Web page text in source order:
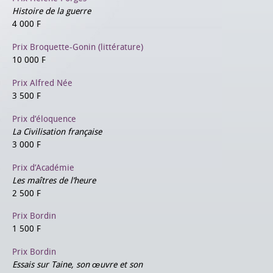
Histoire de la guerre
4 000 F
Prix Broquette-Gonin (littérature)
10 000 F
Prix Alfred Née
3 500 F
Prix d’éloquence
La Civilisation française
3 000 F
Prix d’Académie
Les maîtres de l’heure
2 500 F
Prix Bordin
1 500 F
Prix Bordin
Essais sur Taine, son œuvre et son